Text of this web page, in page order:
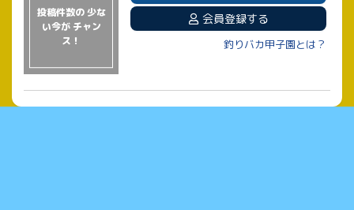
投稿件数の 少な
い今が チャン
ス！
会員登録する
釣りバカ甲子園とは？